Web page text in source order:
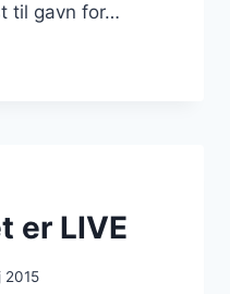
til gavn for…
er LIVE
2015